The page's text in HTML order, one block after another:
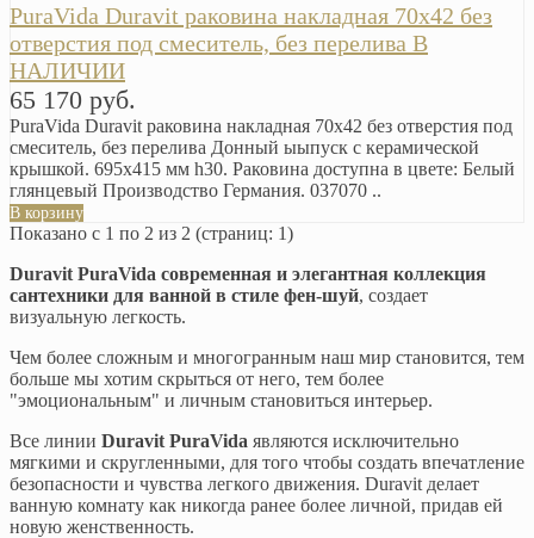
PuraVida Duravit раковина накладная 70х42 без
отверстия под смеситель, без перелива В
НАЛИЧИИ
65 170 руб.
PuraVida Duravit раковина накладная 70х42 без отверстия под
смеситель, без перелива Донный ыыпуск с керамической
крышкой. 695х415 мм h30. Раковина доступна в цвете: Белый
глянцевый Производство Германия. 037070 ..
В корзину
Показано с 1 по 2 из 2 (страниц: 1)
Duravit PuraVida современная и элегантная коллекция
сантехники для ванной в стиле фен-шуй, создает
визуальную легкость.
Чем более сложным и многогранным наш мир становится, тем
больше мы хотим скрыться от него, тем более
"эмоциональным" и личным становиться интерьер.
Все линии Duravit PuraVida являются исключительно
мягкими и скругленными, для того чтобы создать впечатление
безопасности и чувства легкого движения. Duravit делает
ванную комнату как никогда ранее более личной, придав ей
новую женственность.